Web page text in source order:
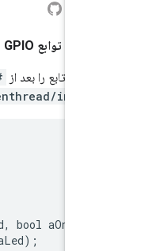
تابع را بعد از #include
openthread/
aLed, bool aOn);
aLed);